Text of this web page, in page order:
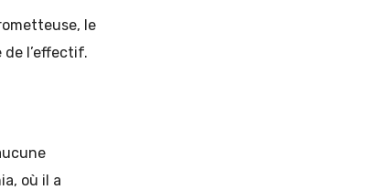
le
l’effectif.
où il a